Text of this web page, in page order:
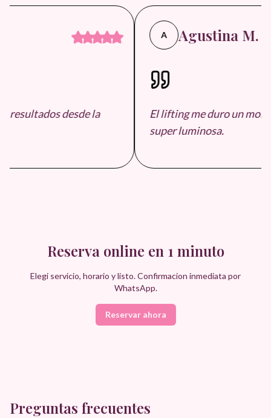
resultados desde la
A Agustina M.
El lifting me duro un
super luminosa.
Reserva online en 1 minuto
Elegi servicio, horario y listo. Confirmacion inmediata por
WhatsApp.
Reservar ahora
Preguntas frecuentes